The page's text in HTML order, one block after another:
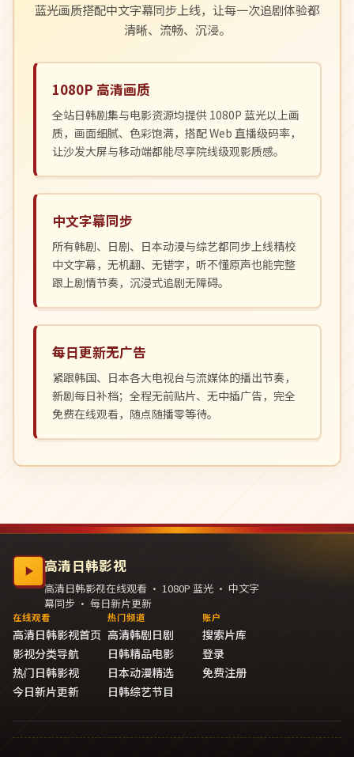
蓝光画质搭配中文字幕同步上线，让每一次追剧体验都
清晰、流畅、沉浸。
1080P 高清画质
全站日韩剧集与电影资源均提供 1080P 蓝光以上画
质，画面细腻、色彩饱满，搭配 Web 直播级码率，
让沙发大屏与移动端都能尽享院线级观影质感。
中文字幕同步
所有韩剧、日剧、日本动漫与综艺都同步上线精校
中文字幕，无机翻、无错字，听不懂原声也能完整
跟上剧情节奏，沉浸式追剧无障碍。
每日更新无广告
紧跟韩国、日本各大电视台与流媒体的播出节奏，
新剧每日补档；全程无前贴片、无中插广告，完全
免费在线观看，随点随播零等待。
高清日韩影视
高清日韩影视在线观看 · 1080P 蓝光 · 中文字
幕同步 · 每日新片更新
在线观看
高清日韩影视首页
影视分类导航
热门日韩影视
今日新片更新
热门频道
高清韩剧日剧
日韩精品电影
日本动漫精选
日韩综艺节目
账户
搜索片库
登录
免费注册